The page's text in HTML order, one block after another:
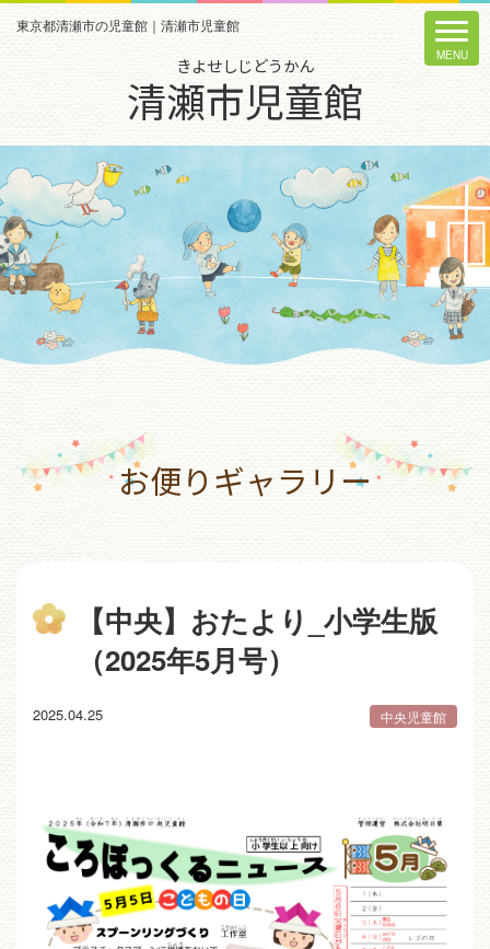
東京都清瀬市の児童館｜清瀬市児童館
きよせしじどうかん
清瀬市児童館
お便りギャラリー
【中央】おたより_小学生版
（2025年5月号）
2025.04.25 中央児童館